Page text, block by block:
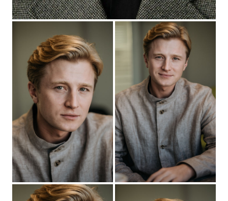
2022 «Омут» - Сергей, реж. Денис Крючков
"Вместе веселее" - Роман, реж. Анастасия
Васильева
"Учёности плоды" - сын Марии Шиллер, реж. Игорь
Угольников
2021 "Призрак" - Федоров, реж. Анарио Мамедов
"Ищейка-6" - Антон Злой, реж. Андрей Головков
"Жуки-2"- главная роль, реж. Константин Колесов
2020 "Чума!" - главная роль, реж. Байбулат Батуллин
2020
"Пересуд" - главная роль, реж. Александр
Франскевич-Лайе
2019
"Сколько живёт любовь" - главная роль, реж. Денис
Елеонский